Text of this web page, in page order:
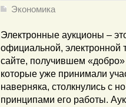
Экономика
Электронные аукционы –
официальной, электронной
сайте, получившем
которые уже принимали
наверняка, столкнулись с
принципами его работы.